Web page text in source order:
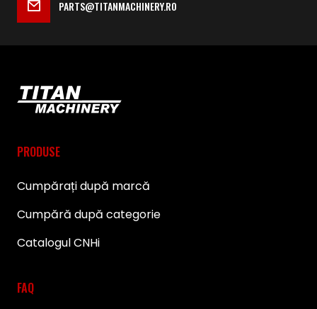
PARTS@TITANMACHINERY.RO
PRODUSE
Cumpărați după marcă
Cumpără după categorie
Catalogul CNHi
FAQ